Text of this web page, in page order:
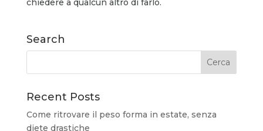
chiedere a qualcun altro di farlo.
Search
Recent Posts
Come ritrovare il peso forma in estate, senza
diete drastiche